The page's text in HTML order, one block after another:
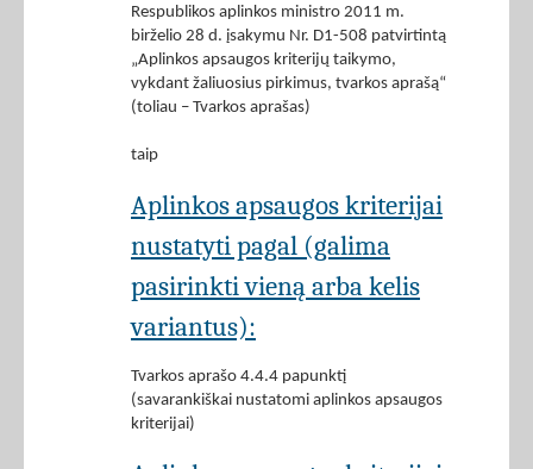
Respublikos aplinkos ministro 2011 m.
birželio 28 d. įsakymu Nr. D1-508 patvirtintą
„Aplinkos apsaugos kriterijų taikymo,
vykdant žaliuosius pirkimus, tvarkos aprašą“
(toliau – Tvarkos aprašas)
taip
Aplinkos apsaugos kriterijai
nustatyti pagal (galima
pasirinkti vieną arba kelis
variantus):
Tvarkos aprašo 4.4.4 papunktį
(savarankiškai nustatomi aplinkos apsaugos
kriterijai)